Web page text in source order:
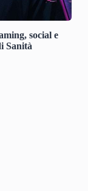
social e
Sanità